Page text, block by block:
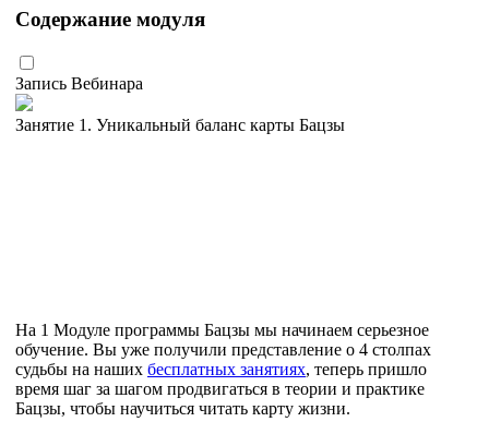
Содержание модуля
Запись Вебинара
Занятие 1. Уникальный баланс карты Бацзы
На 1 Модуле программы Бацзы мы начинаем серьезное
обучение. Вы уже получили представление о 4 столпах
судьбы на наших бесплатных занятиях, теперь пришло
время шаг за шагом продвигаться в теории и практике
Бацзы, чтобы научиться читать карту жизни.